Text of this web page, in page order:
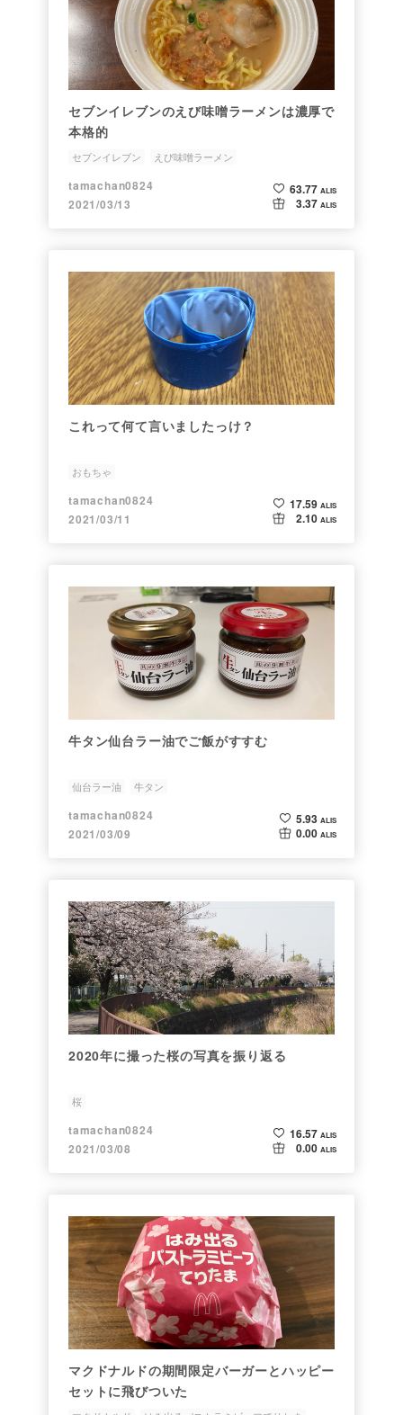
セブンイレブンのえび味噌ラーメンは濃厚で
本格的
セブンイレブン えび味噌ラーメン
tamachan0824
2021/03/13
63.77 ALIS
3.37 ALIS
これって何て言いましたっけ？
おもちゃ
tamachan0824
2021/03/11
17.59 ALIS
2.10 ALIS
牛タン仙台ラー油でご飯がすすむ
仙台ラー油 牛タン
tamachan0824
2021/03/09
5.93 ALIS
0.00 ALIS
2020年に撮った桜の写真を振り返る
桜
tamachan0824
2021/03/08
16.57 ALIS
0.00 ALIS
マクドナルドの期間限定バーガーとハッピー
セットに飛びついた